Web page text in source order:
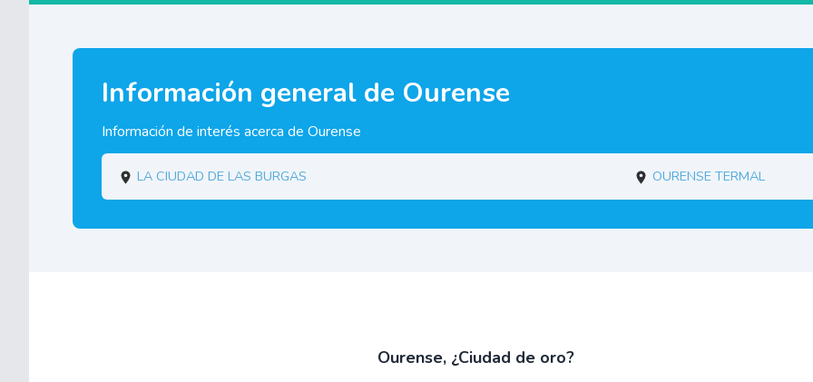
Información general de Ourense
Información de interés acerca de Ourense
La ciudad de las Burgas Ourense termal
Ourense, ¿Ciudad de oro?